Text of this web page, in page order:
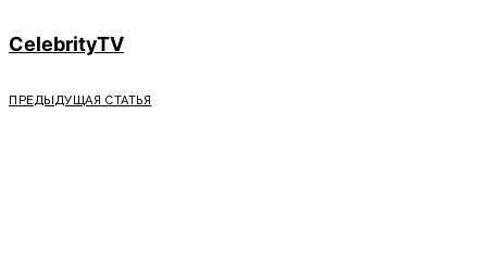
CelebrityTV
ПРЕДЫДУЩАЯ СТАТЬЯ